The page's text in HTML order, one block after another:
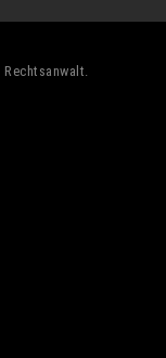
Rechtsanwalt.